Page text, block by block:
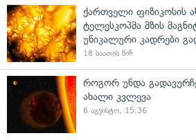
ქართველი ფიზიკოსის
ტელესკოპმა მზის
უნიკალური კადრები
18 საათის წინ
როგორ უნდა
ახალი კვლევა
6 აგვისტო, 15:36